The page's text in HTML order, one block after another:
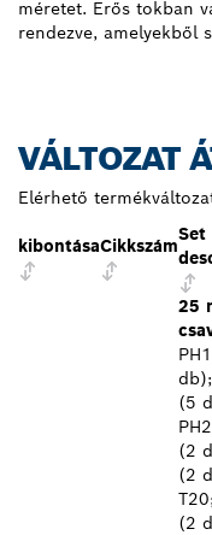
méretet. Erős tokban
rendezve, amelyekből
VÁLTOZAT
Elérhető
kibontásaCikkszám
Set
25
(5
(2
(2
(2